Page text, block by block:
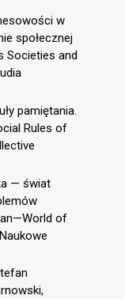
w
społecznej
Societies and
pamiętania.
Rules of
— świat
of